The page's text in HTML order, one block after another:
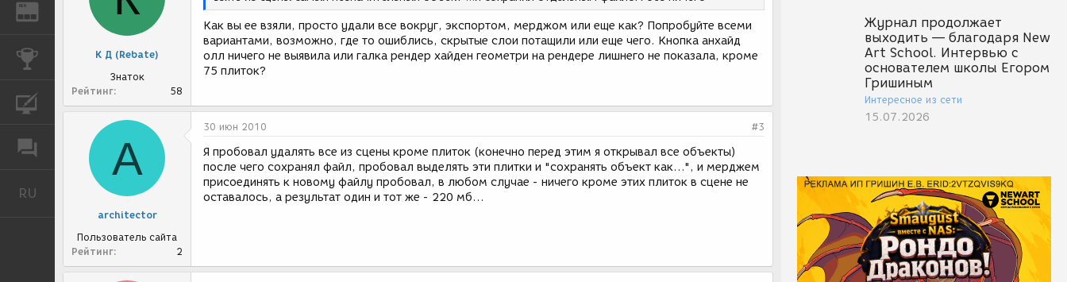
REN ЖУРНАЛ
КОНКУРСЫ
ФОРУМ
RU
Журнал продолжает
выходить — благодаря New
Art School. Интервью с
основателем школы Егором
Гришиным
Интересное из сети
15.07.2026
К Д (Rebate)
Знаток
Рейтинг
58
Как вы ее взяли, просто удали все вокруг, экспортом, мерджом или еще как? Попробуйте всеми
вариантами, возможно, где то ошиблись, скрытые слои потащили или еще чего. Кнопка анхайд
олл ничего не выявила или галка рендер хайден геометри на рендере лишнего не показала, кроме
75 плиток?
A
architector
Пользователь сайта
Рейтинг
2
30 июн 2010 #3
Я пробовал удалять все из сцены кроме плиток (конечно перед этим я открывал все объекты)
после чего сохранял файл, пробовал выделять эти плитки и "сохранять объект как...", и мерджем
присоединять к новому файлу пробовал, в любом случае - ничего кроме этих плиток в сцене не
оставалось, а результат один и тот же - 220 мб...